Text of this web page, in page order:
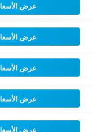
عرض
عرض
عرض
عرض
عرض